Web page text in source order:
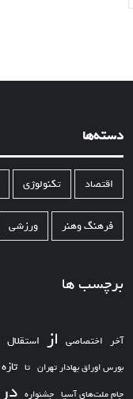
دسته‌ها
اقتصاد تکنولوژی
فرهنگ وهنر ورزشی
برچسب ها
آخر اختصاصی از استقلال
بورس اوراق بهادار تهران تا تازه
جام ملت‌های آسیا جشنواره در